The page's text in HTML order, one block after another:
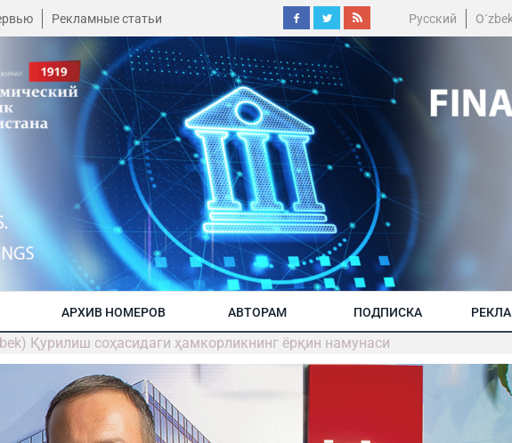
Рекламные статьи Русский
АРХИВ НОМЕРОВ АВТОРАМ ПОДПИСКА
Қурилиш соҳасидаги ҳамкорликнинг ёрқин намунаcи